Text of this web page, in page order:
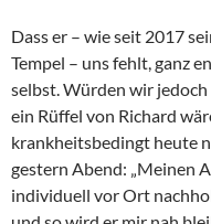
Dass er – wie seit 2017
Tempel – uns fehlt, ganz
selbst. Würden wir
ein Rüffel von Richard
krankheitsbedingt heute
gestern Abend: „Meinen
individuell vor Ort